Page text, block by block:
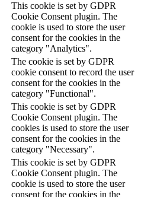
This cookie is set by GDPR
Cookie Consent plugin. The
cookie is used to store the user
consent for the cookies in the
category "Analytics".
The cookie is set by GDPR
cookie consent to record the user
consent for the cookies in the
category "Functional".
This cookie is set by GDPR
Cookie Consent plugin. The
cookies is used to store the user
consent for the cookies in the
category "Necessary".
This cookie is set by GDPR
Cookie Consent plugin. The
cookie is used to store the user
consent for the cookies in the